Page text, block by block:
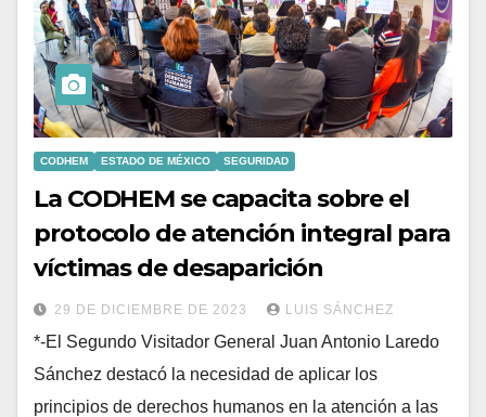
CODHEM ESTADO DE MÉXICO SEGURIDAD
La CODHEM se capacita sobre el
protocolo de atención integral para
víctimas de desaparición
29 DE DICIEMBRE DE 2023 LUIS SÁNCHEZ
*-El Segundo Visitador General Juan Antonio Laredo
Sánchez destacó la necesidad de aplicar los
principios de derechos humanos en la atención a las